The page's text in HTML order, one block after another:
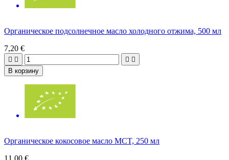
Органическое подсолнечное масло холодного отжима, 500 мл
7,20 €
   
В корзину
Органическое кокосовое масло MCT, 250 мл
11,00 €